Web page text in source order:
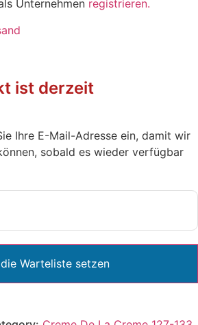
Unternehmen registrieren.
ist derzeit
Ihre E-Mail-Adresse ein, damit wir
sobald es wieder verfügbar